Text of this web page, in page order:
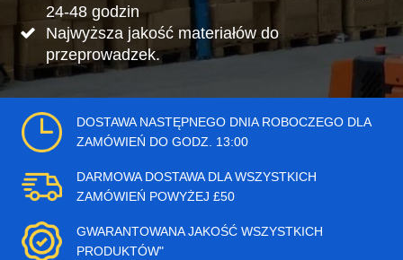
24-48 godzin
Najwyższa jakość materiałów do
przeprowadzek.
DOSTAWA NASTĘPNEGO DNIA ROBOCZEGO DLA
ZAMÓWIEŃ DO GODZ. 13:00
DARMOWA DOSTAWA DLA WSZYSTKICH
ZAMÓWIEŃ POWYŻEJ £50
GWARANTOWANA JAKOŚĆ WSZYSTKICH
PRODUKTÓW"